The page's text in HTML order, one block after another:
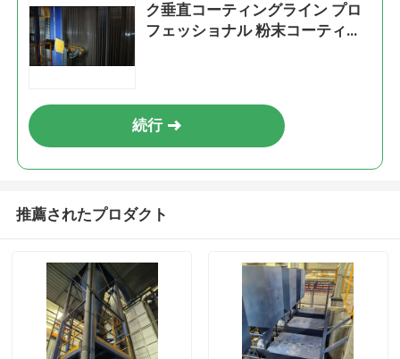
送信
ク垂直コーティングライン プロ
フェッショナル 粉末コーティン
続行
推薦されたプロダクト